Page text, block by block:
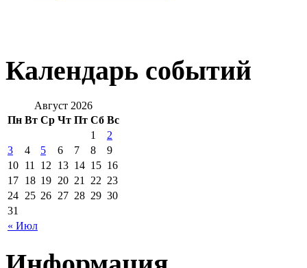
Календарь событий
Август 2026
Пн Вт Ср Чт Пт Сб Вс
« Июл
1
2
3
4 5 6 7 8
9
10 11 12 13 14 15 16
17 18 19 20 21 22 23
24 25 26 27 28 29 30
31